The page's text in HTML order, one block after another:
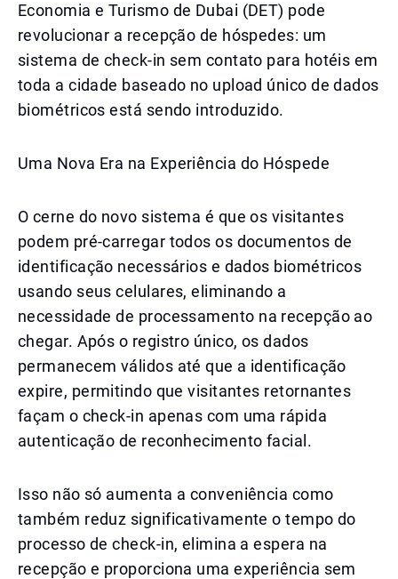
Economia e Turismo de Dubai (DET) pode
revolucionar a recepção de hóspedes: um
sistema de check-in sem contato para hotéis em
toda a cidade baseado no upload único de dados
biométricos está sendo introduzido.
Uma Nova Era na Experiência do Hóspede
O cerne do novo sistema é que os visitantes
podem pré-carregar todos os documentos de
identificação necessários e dados biométricos
usando seus celulares, eliminando a
necessidade de processamento na recepção ao
chegar. Após o registro único, os dados
permanecem válidos até que a identificação
expire, permitindo que visitantes retornantes
façam o check-in apenas com uma rápida
autenticação de reconhecimento facial.
Isso não só aumenta a conveniência como
também reduz significativamente o tempo do
processo de check-in, elimina a espera na
recepção e proporciona uma experiência sem